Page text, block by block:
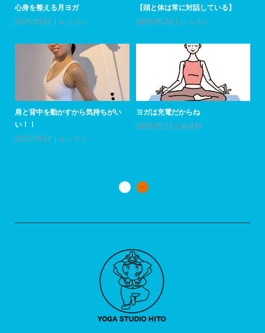
心身を整える月ヨガ
2025.05.22
レッスン
【頭と体は常に対話している】
2025.05.22
レッスン
肩と背中を動かすから気持ちがい
い！！
2025.05.22
レッスン
ヨガは充電だからね
2025.05.22
未分類